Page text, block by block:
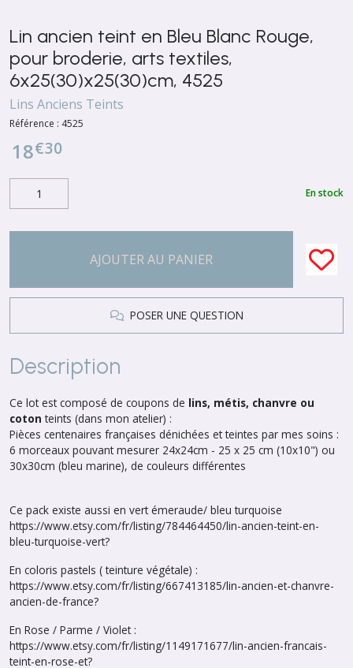
Lin ancien teint en Bleu Blanc Rouge,
pour broderie, arts textiles,
6x25(30)x25(30)cm, 4525
Lins Anciens Teints
Référence : 4525
18€30
En stock
AJOUTER AU PANIER
POSER UNE QUESTION
Description
Ce lot est composé de coupons de lins, métis, chanvre ou
coton teints (dans mon atelier) :
Pièces centenaires françaises dénichées et teintes par mes soins :
6 morceaux pouvant mesurer 24x24cm - 25 x 25 cm (10x10") ou
30x30cm (bleu marine), de couleurs différentes
Ce pack existe aussi en vert émeraude/ bleu turquoise
https://www.etsy.com/fr/listing/784464450/lin-ancien-teint-en-
bleu-turquoise-vert?
En coloris pastels ( teinture végétale) :
https://www.etsy.com/fr/listing/667413185/lin-ancien-et-chanvre-
ancien-de-france?
En Rose / Parme / Violet :
https://www.etsy.com/fr/listing/1149171677/lin-ancien-francais-
teint-en-rose-et?